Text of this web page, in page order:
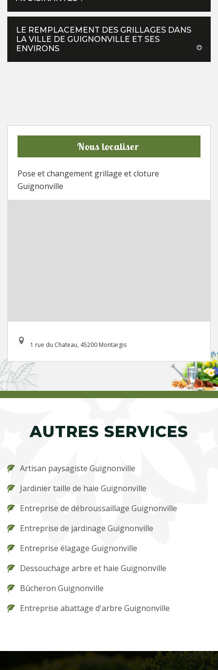
LE REMPLACEMENT DES GRILLAGES DANS
LA VILLE DE GUIGNONVILLE ET SES
ENVIRONS
Nous localiser
Pose et changement grillage et cloture
Guignonville
1 rue du Chateau, 45200 Montargis
AUTRES SERVICES
Artisan paysagiste Guignonville
Jardinier taille de haie Guignonville
Entreprise de débroussaillage Guignonville
Entreprise de jardinage Guignonville
Entreprise élagage Guignonville
Dessouchage arbre et haie Guignonville
Bûcheron Guignonville
Entreprise abattage d'arbre Guignonville